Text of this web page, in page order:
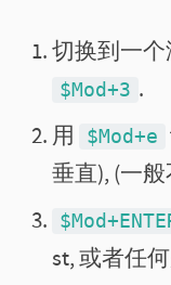
切换到一个
$Mod+3 .
用
$Mod+e
垂直), (一
st, 或者任